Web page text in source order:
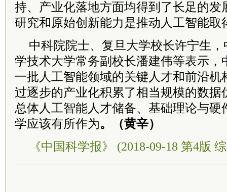
持、产业化落地方面均得到了长足的发
研究和原始创新能力是推动人工智能取
中科院院士、复旦大学校长许宁生
学技术大学常务副校长潘建伟等表示，
一批人工智能领域的关键人才和前沿机
过逐步的产业化积累了相当规模的数据
总体人工智能人才储备、基础理论与硬
学应该有所作为。（黄辛）
《中国科学报》 (2018-09-18 第4版